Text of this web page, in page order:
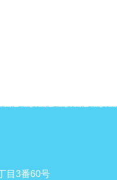
目3番60号